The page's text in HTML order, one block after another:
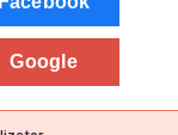
Google